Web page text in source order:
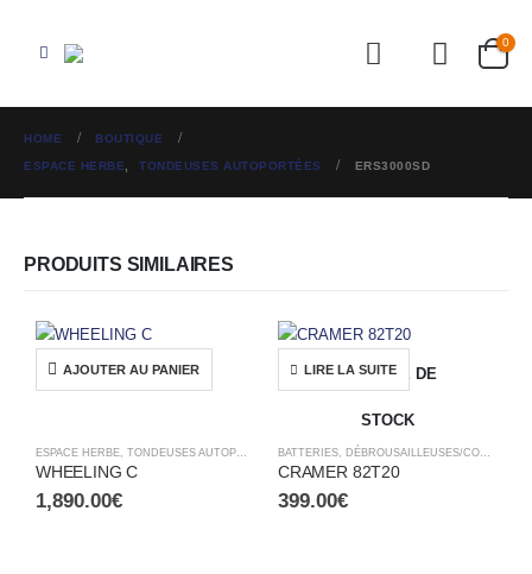
0
HOME BOUTIQUE
ESPACE HERBE TONDEUSES AUTOPORTÉES ERS3000SD
PRODUITS SIMILAIRES
AJOUTER AU PANIER
ESPACE HERBE TONDEUSES AUTOPORTÉES
WHEELING C
1,890.00€
RUPTURE DE
STOCK
LIRE LA SUITE
BATTERIES DÉBROUSAILLEUSES/COUPE BORDURES
CRAMER 82T20
399.00€